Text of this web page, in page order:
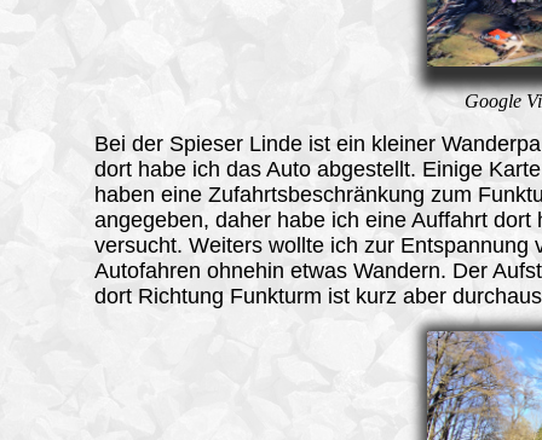
Google
Bei der Spieser Linde ist ein kleiner
dort habe ich das Auto abgestellt. Einige
haben eine Zufahrtsbeschränkung zum
angegeben, daher habe ich eine Auffahrt dort
versucht. Weiters wollte ich zur Entspannung
Autofahren ohnehin etwas Wandern. Der
dort Richtung Funkturm ist kurz aber